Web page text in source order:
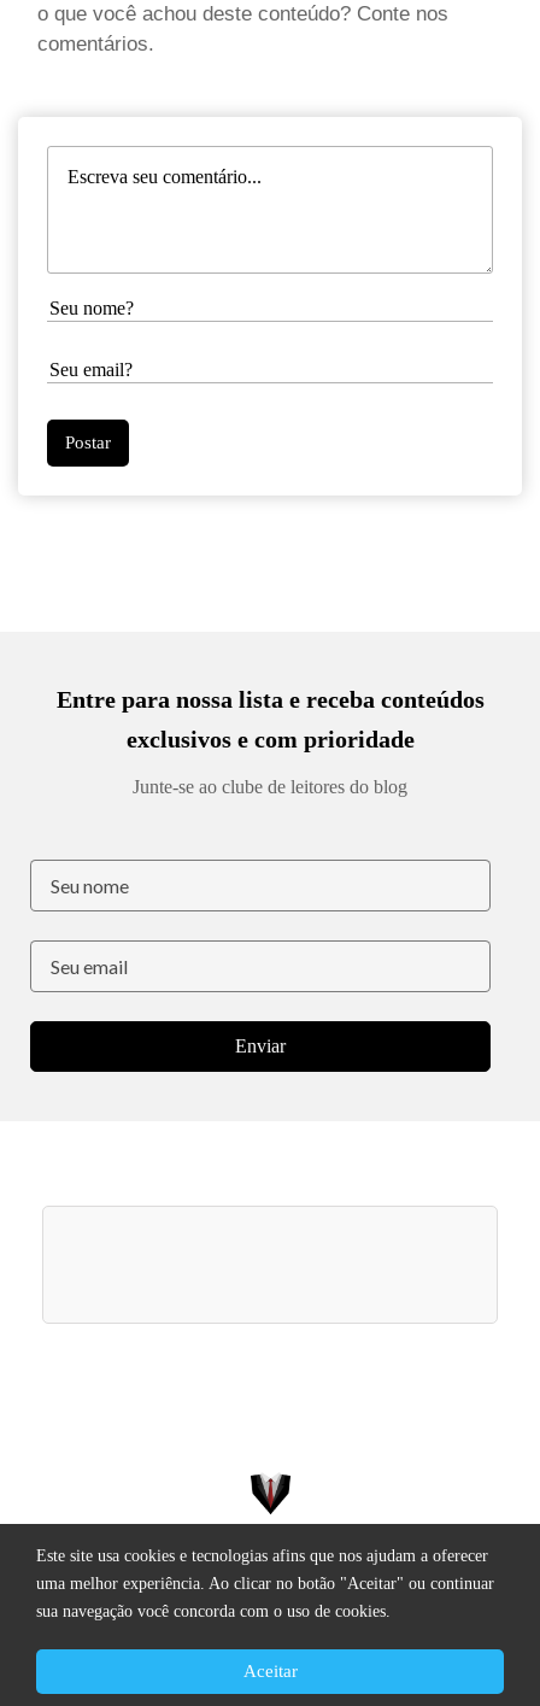
Este site usa cookies e tecnologias afins que nos ajudam a oferecer
uma melhor experiência. Ao clicar no botão "Aceitar" ou continuar
sua navegação você concorda com o uso de cookies.
Aceitar
o que você achou deste conteúdo? Conte nos
comentários.
Entre para nossa lista e receba conteúdos
exclusivos e com prioridade
Junte-se ao clube de leitores do blog
Enviar
Todos os direitos reservados.